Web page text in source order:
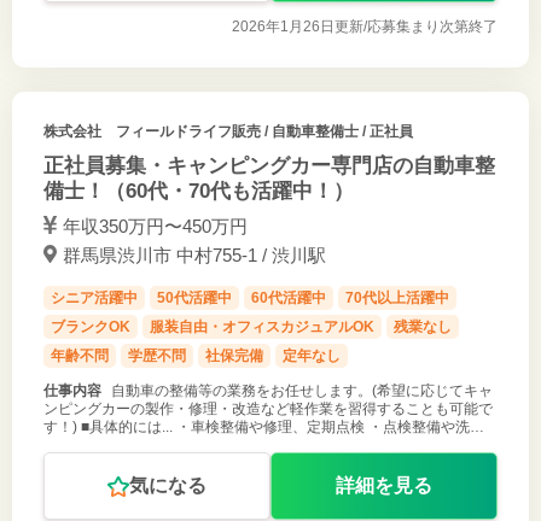
2026年1月26日更新/応募集まり次第終了
株式会社 フィールドライフ販売/ 自動車整備士 / 正社員
正社員募集・キャンピングカー専門店の自動車整
備士！（60代・70代も活躍中！）
年収350万円〜450万円
群馬県渋川市 中村755-1 / 渋川駅
シニア活躍中 50代活躍中 60代活躍中
70代以上活躍中
ブランクOK
服装自由・オフィスカジュアルOK
残業なし
年齢不問
学歴不問 社保完備 定年なし
仕事内容
自動車の整備等の業務をお任せします。(希望に応じてキャ
ンピングカーの製作・修理・改造など軽作業を習得することも可能で
す！) ■具体的には... ・車検整備や修理、定期点検 ・点検整備や洗車
気になる 詳細を見る